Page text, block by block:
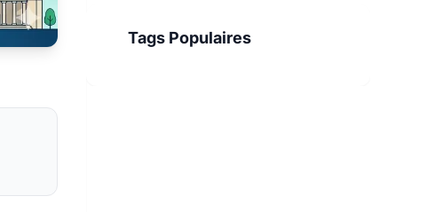
Tags Populaires